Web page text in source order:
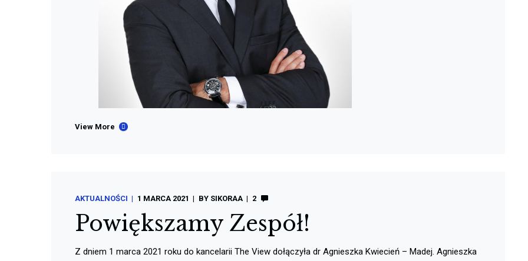
View More
AKTUALNOŚCI 1 MARCA 2021 BY SIKORAA 2
Powiększamy Zespół!
Z dniem 1 marca 2021 roku do kancelarii The View dołączyła dr Agnieszka Kwiecień – Madej. Agnieszka